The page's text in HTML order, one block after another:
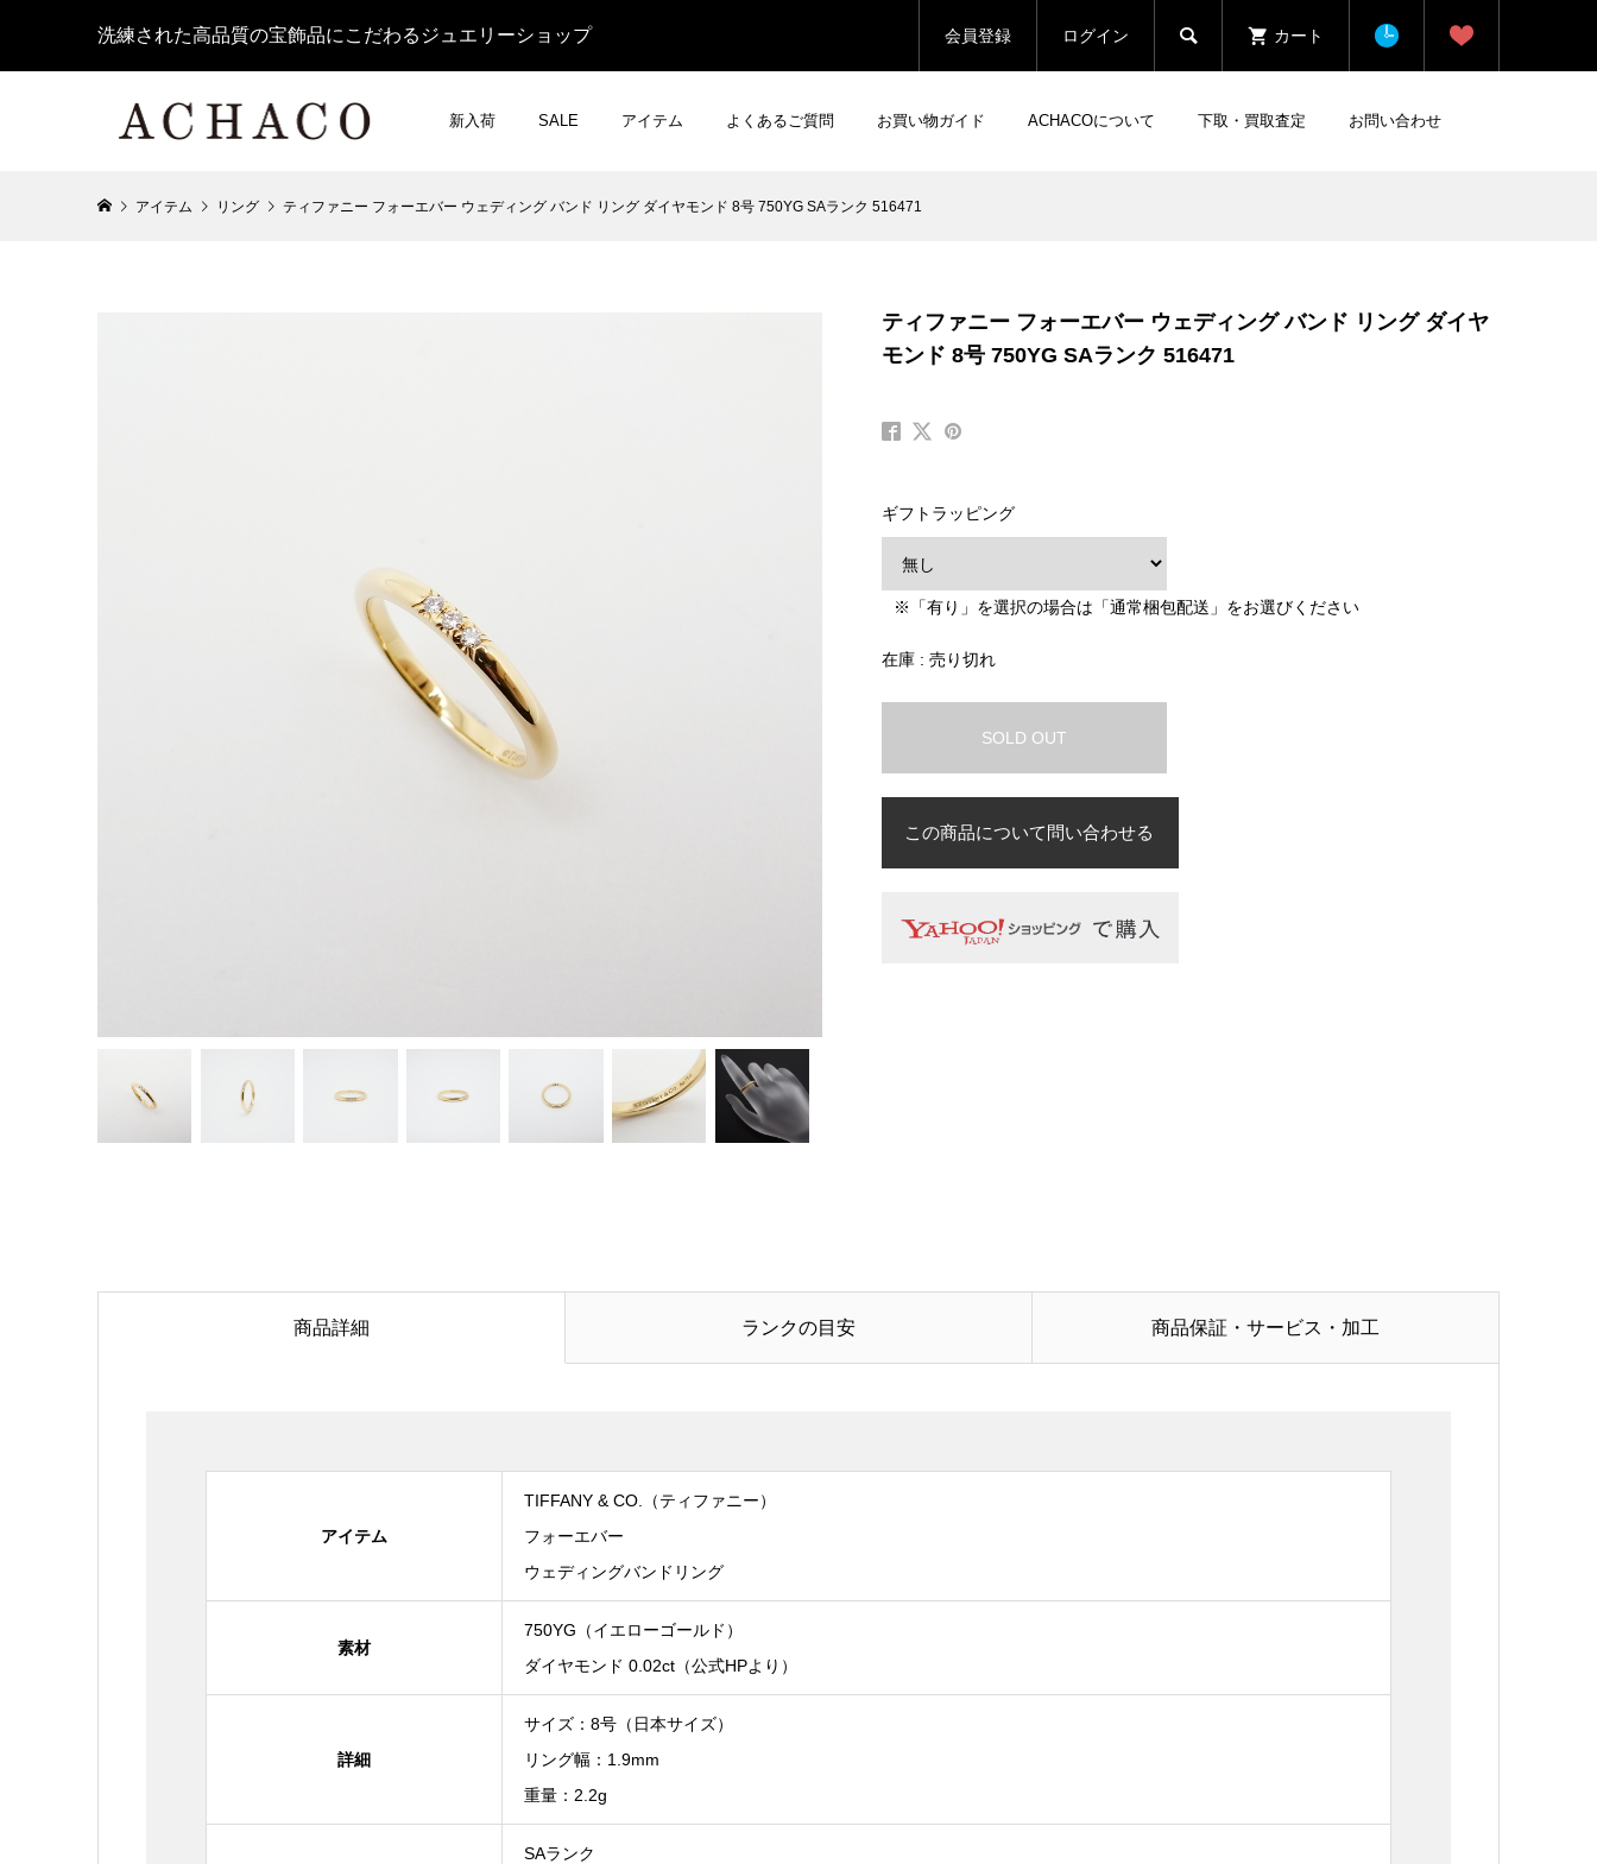
洗練された高品質の宝飾品にこだわるジュエリーショップ 会員登録 ログイン  カート
新入荷 SALE アイテム よくあるご質問 お買い物ガイド ACHACOについて 下取・買取査定 お問い合わせ
アイテム リング ティファニー フォーエバー ウェディング バンド リング ダイヤモンド 8号 750YG SAランク 516471
ティファニー フォーエバー ウェディング バンド リング ダイヤ
モンド 8号 750YG SAランク 516471
ギフトラッピング
※「有り」を選択の場合は「通常梱包配送」をお選びください
在庫 : 売り切れ
SOLD OUT
この商品について問い合わせる
商品詳細 ランクの目安 商品保証・サービス・加工
アイテム
TIFFANY & CO.（ティファニー）
フォーエバー
ウェディングバンドリング
素材
750YG（イエローゴールド）
ダイヤモンド 0.02ct（公式HPより）
詳細
サイズ：8号（日本サイズ）
リング幅：1.9mm
重量：2.2g
SAランク